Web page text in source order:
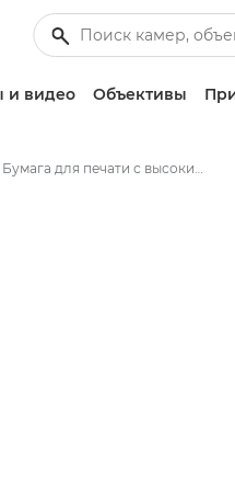
и видео Объективы
Бумага для печати с высоким разрешением Canon High Resolution HR-101N — A4